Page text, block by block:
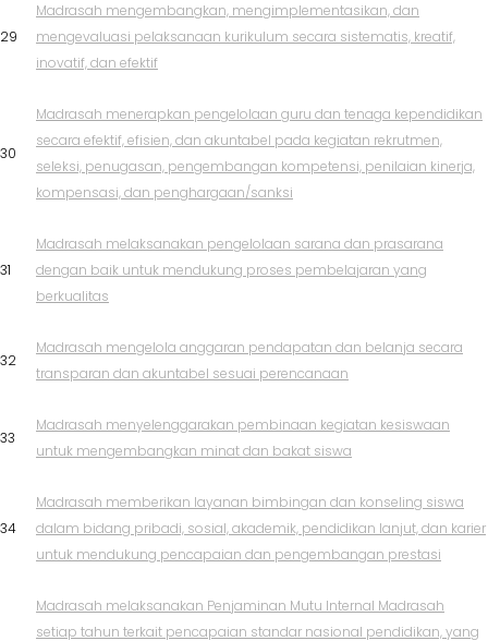
29
Madrasah mengembangkan, mengimplementasikan, dan
mengevaluasi pelaksanaan kurikulum secara sistematis, kreatif,
inovatif, dan efektif
30
Madrasah menerapkan pengelolaan guru dan tenaga kependidikan
secara efektif, efisien, dan akuntabel pada kegiatan rekrutmen,
seleksi, penugasan, pengembangan kompetensi, penilaian kinerja,
kompensasi, dan penghargaan/sanksi
31
Madrasah melaksanakan pengelolaan sarana dan prasarana
dengan baik untuk mendukung proses pembelajaran yang
berkualitas
32
Madrasah mengelola anggaran pendapatan dan belanja secara
transparan dan akuntabel sesuai perencanaan
33
Madrasah menyelenggarakan pembinaan kegiatan kesiswaan
untuk mengembangkan minat dan bakat siswa
34
Madrasah memberikan layanan bimbingan dan konseling siswa
dalam bidang pribadi, sosial, akademik, pendidikan lanjut, dan karier
untuk mendukung pencapaian dan pengembangan prestasi
Madrasah melaksanakan Penjaminan Mutu Internal Madrasah
setiap tahun terkait pencapaian standar nasional pendidikan, yang